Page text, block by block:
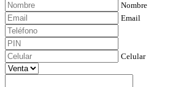
Nombre
Email
Celular